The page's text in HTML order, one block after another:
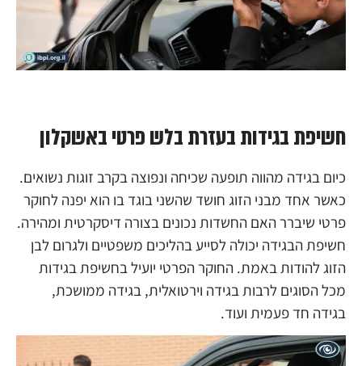
חשיפת בגידות בעזרת בלש פרטי באשקלון
כיום בגידה מהווה תופעה שכיחה ונפוצה בקרב זוגות נשואים.
כאשר אחד מבני הזוג חושד שהשני בוגד בו הוא יפנה לחוקר
פרטי שיברר האם החשדות נכונים בצורה דיסקרטית ומהירה.
חשיפת הבגידה יכולה לסייע בהליכים משפטיים ולגרום לבן
הזוג להודות באמת. החוקר הפרטי יועיל בחשיפת בגידות
מכל הסוגים לרבות בגידה וירטואלית, בגידה ממושכת,
בגידה חד פעמית ועוד.